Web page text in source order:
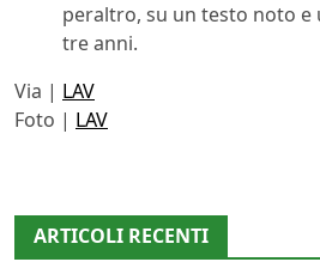
peraltro, su un testo noto e
tre anni.
Via | LAV
Foto | LAV
ARTICOLI RECENTI